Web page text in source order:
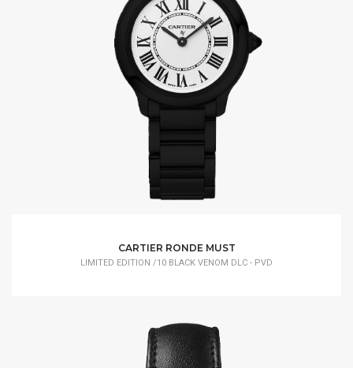
CARTIER RONDE MUST
LIMITED EDITION /10 BLACK VENOM DLC - PVD